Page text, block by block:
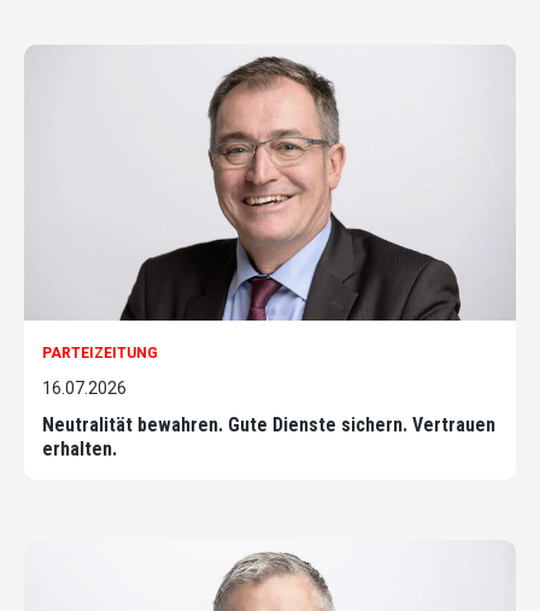
PARTEIZEITUNG
16.07.2026
Neutralität bewahren. Gute Dienste sichern. Vertrauen
erhalten.